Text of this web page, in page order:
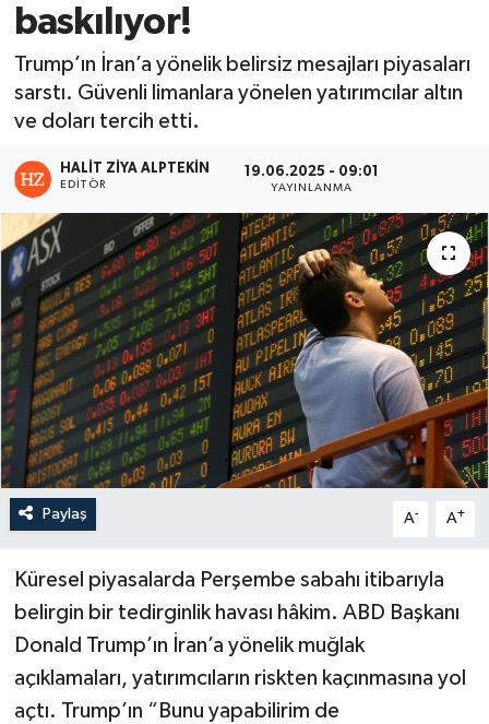
baskılıyor!
Trump’ın İran’a yönelik belirsiz mesajları piyasaları
sarstı. Güvenli limanlara yönelen yatırımcılar altın
ve doları tercih etti.
HALIT ZIYA ALPTEKIN
EDITÖR
19.06.2025 - 09:01
YAYINLANMA
Paylaş A- A+
Küresel piyasalarda Perşembe sabahı itibarıyla
belirgin bir tedirginlik havası hâkim. ABD Başkanı
Donald Trump’ın İran’a yönelik muğlak
açıklamaları, yatırımcıların riskten kaçınmasına yol
açtı. Trump’ın “Bunu yapabilirim de